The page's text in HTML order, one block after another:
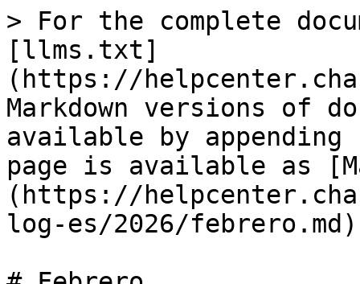
> For the complete
[llms.txt]
(https://
Markdown versions of
available by
page is available as
(https://
log-es/2026/